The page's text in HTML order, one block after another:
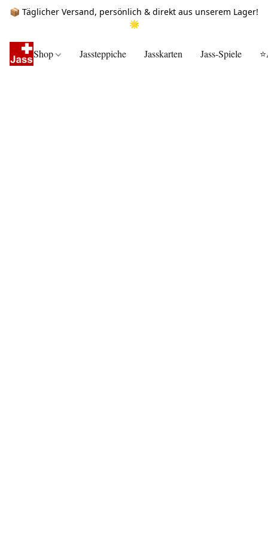
📦 Täglicher Versand, persönlich & direkt aus unserem Lager!
🌟
Shop Jassteppiche Jasskarten Jass-Spiele